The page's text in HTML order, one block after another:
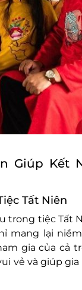
Giúp Kết
Tất Niên
tiệc Tất
mang lại
gia của cả
vẻ và giúp